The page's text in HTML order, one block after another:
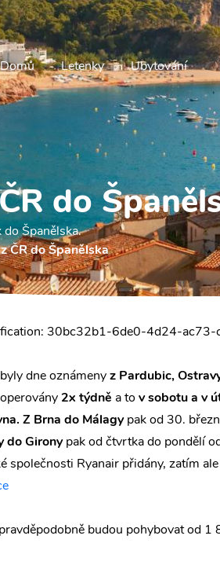
Domů Letenky Ubytování
do
Španělska.
ČR do Španělska
30bc32b1-6de0-4d24-
dne oznámenyz Pardubic,
2x týdně a to v sobotu a v
Z Brna do Málagypak od 30.
do Gironypak od čtvrtka do pondělí
společnosti Ryanair přidány, zatím
budou pohybovat od